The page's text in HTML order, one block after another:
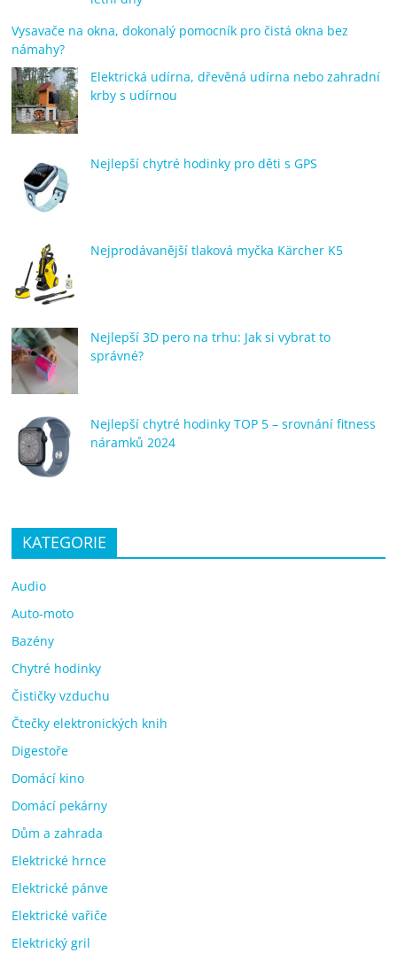
Vysavače na okna, dokonalý pomocník pro čistá okna bez
námahy?
Elektrická udírna, dřevěná udírna nebo zahradní
krby s udírnou
Nejlepší chytré hodinky pro děti s GPS
Nejprodávanější tlaková myčka Kärcher K5
Nejlepší 3D pero na trhu: Jak si vybrat to
správné?
Nejlepší chytré hodinky TOP 5 – srovnání fitness
náramků 2024
KATEGORIE
Audio
Auto-moto
Bazény
Chytré hodinky
Čističky vzduchu
Čtečky elektronických knih
Digestoře
Domácí kino
Domácí pekárny
Dům a zahrada
Elektrické hrnce
Elektrické pánve
Elektrické vařiče
Elektrický gril